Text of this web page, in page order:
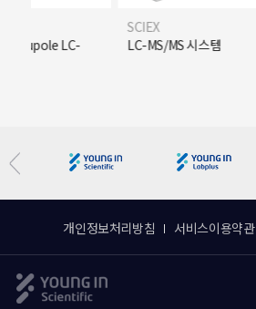
LC-
SCIEX
LC-MS/MS 시스템
개인정보처리방침 서비스이용약관